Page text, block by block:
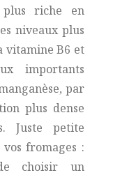
riche en
niveaux plus
vitamine B6 et
importants
par
plus dense
Juste petite
fromages :
choisir un